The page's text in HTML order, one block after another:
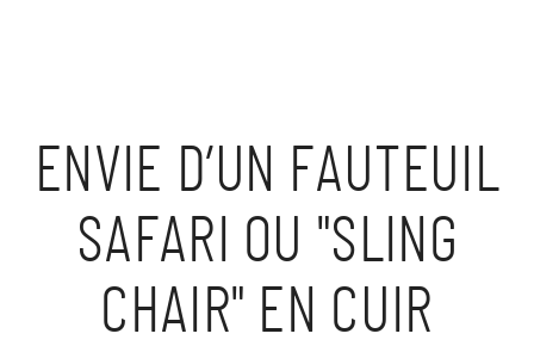
ENVIE D’UN FAUTEUIL
SAFARI OU "SLING
CHAIR" EN CUIR